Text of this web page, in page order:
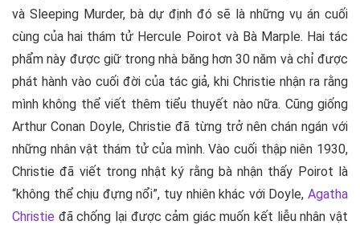
và Sleeping Murder, bà dự định đó sẽ là những vụ án cuối
cùng của hai thám tử Hercule Poirot và Bà Marple. Hai tác
phẩm này được giữ trong nhà băng hơn 30 năm và chỉ được
phát hành vào cuối đời của tác giả, khi Christie nhận ra rằng
mình không thể viết thêm tiểu thuyết nào nữa. Cũng giống
Arthur Conan Doyle, Christie đã từng trở nên chán ngán với
những nhân vật thám tử của mình. Vào cuối thập niên 1930,
Christie đã viết trong nhật ký rằng bà nhận thấy Poirot là
“không thể chịu đựng nổi”, tuy nhiên khác với Doyle, Agatha
Christie đã chống lại được cảm giác muốn kết liễu nhân vật